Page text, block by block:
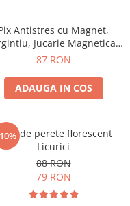
Antistres cu Magnet,
Jucarie Magnetica
pentru Birou
87 RON
ADAUGA IN COS
de perete florescent
Licurici
88 RON
79 RON